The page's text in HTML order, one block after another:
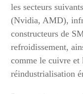
les secteurs
(Nvidia, AMD),
constructeurs de
refroidissement,
comme le cuivre et
réindustrialisation